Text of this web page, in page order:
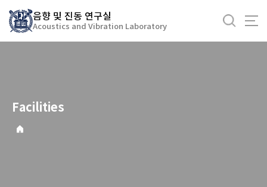
음향 및 진동 연구실
Acoustics and Vibration Laboratory
Facilities